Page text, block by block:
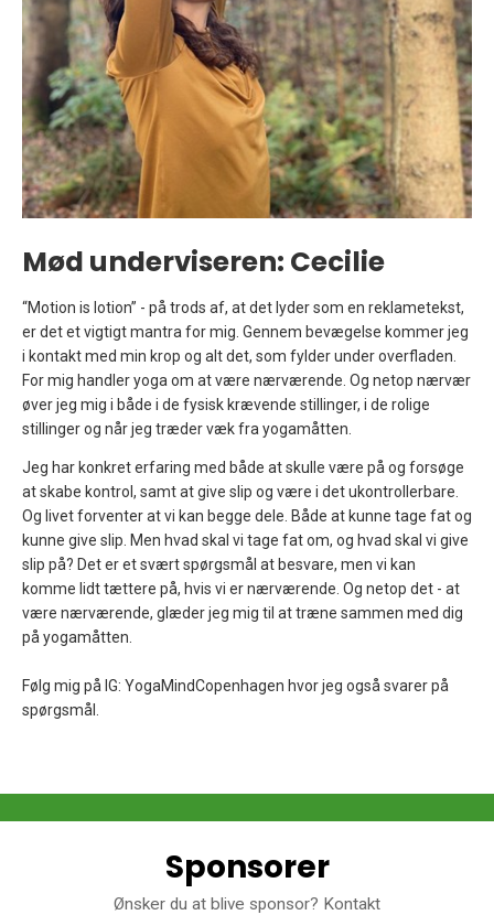
Mød underviseren: Cecilie
“Motion is lotion” - på trods af, at det lyder som en reklametekst,
er det et vigtigt mantra for mig. Gennem bevægelse kommer jeg
i kontakt med min krop og alt det, som fylder under overfladen.
For mig handler yoga om at være nærværende. Og netop nærvær
øver jeg mig i både i de fysisk krævende stillinger, i de rolige
stillinger og når jeg træder væk fra yogamåtten.
Jeg har konkret erfaring med både at skulle være på og forsøge
at skabe kontrol, samt at give slip og være i det ukontrollerbare.
Og livet forventer at vi kan begge dele. Både at kunne tage fat og
kunne give slip. Men hvad skal vi tage fat om, og hvad skal vi give
slip på? Det er et svært spørgsmål at besvare, men vi kan
komme lidt tættere på, hvis vi er nærværende. Og netop det - at
være nærværende, glæder jeg mig til at træne sammen med dig
på yogamåtten.
Følg mig på IG: YogaMindCopenhagen hvor jeg også svarer på
spørgsmål.
Sponsorer
Ønsker du at blive sponsor? Kontakt